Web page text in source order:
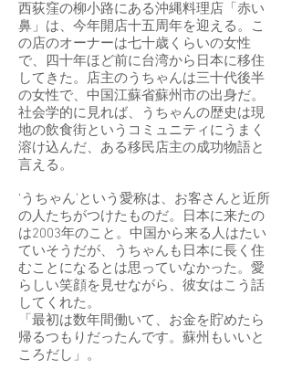
西荻窪の柳小路にある沖縄料理店「赤い
鼻」は、今年開店十五周年を迎える。こ
の店のオーナーは七十歳くらいの女性
で、四十年ほど前に台湾から日本に移住
してきた。店主のうちゃんは三十代後半
の女性で、中国江蘇省蘇州市の出身だ。
社会学的に見れば、うちゃんの歴史は現
地の飲食街というコミュニティにうまく
溶け込んだ、ある移民店主の成功物語と
言える。
‘うちゃん’という愛称は、お客さんと近所
の人たちがつけたものだ。日本に来たの
は2003年のこと。中国から来る人はたい
ていそうだが、うちゃんも日本に長く住
むことになるとは思っていなかった。愛
らしい笑顔を見せながら、彼女はこう話
してくれた。
「最初は数年間働いて、お金を貯めたら
帰るつもりだったんです。蘇州もいいと
ころだし」。